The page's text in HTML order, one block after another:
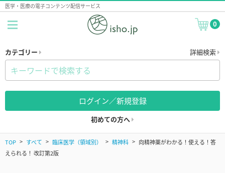
医学・医療の電子コンテンツ配信サービス
0
カテゴリー 詳細検索
ログイン／新規登録
初めての方へ
TOP すべて 臨床医学（領域別） 精神科
向精神薬がわかる！使える！答
えられる！ 改訂第2版